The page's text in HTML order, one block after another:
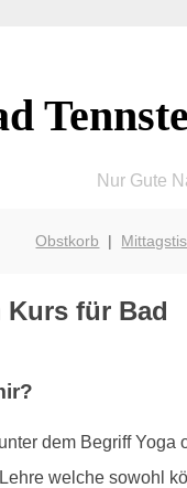
Nur Gute
Obstkorb |
für Bad
dem Begriff
welche sowohl